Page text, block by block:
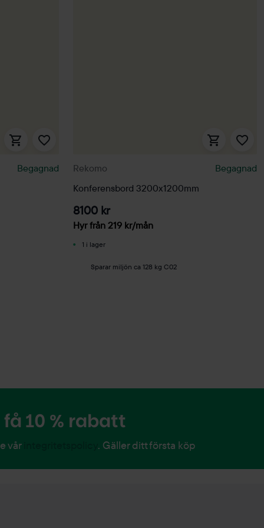
Begagnad
Rekomo
Begagnad
Konferensbord 3200x1200mm
8100 kr
Hyr från 219 kr/mån
1 i lager
Sparar miljön ca 128 kg C02
10 % rabatt
vår
. Gäller ditt första köp